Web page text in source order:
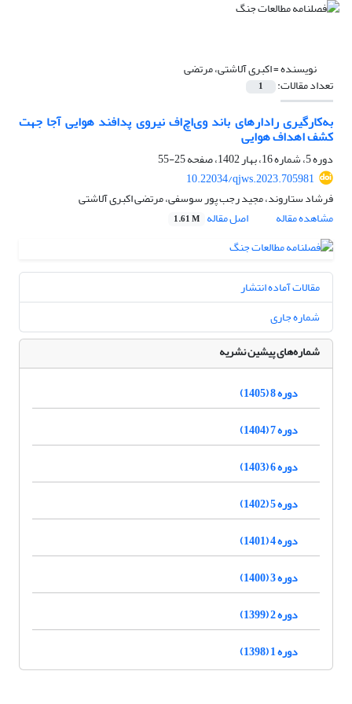
نویسنده =اکبری آلاشتی، مرتضی
تعداد مقالات: 1
به‌کارگیری رادارهای باند وی‌اچ‌اف نیروی پدافند هوایی آجا جهت
کشف اهداف هوایی
دوره 5، شماره 16، بهار 1402، صفحه
25-55
10.22034/qjws.2023.705981
فرشاد ستاروند، مجید رجب پور سوسفی، مرتضی اکبری آلاشتی
مشاهده مقاله
اصل مقاله 1.61 M
مقالات آماده انتشار
شماره جاری
شماره‌های پیشین نشریه
دوره 8 (1405)
دوره 7 (1404)
دوره 6 (1403)
دوره 5 (1402)
دوره 4 (1401)
دوره 3 (1400)
دوره 2 (1399)
دوره 1 (1398)